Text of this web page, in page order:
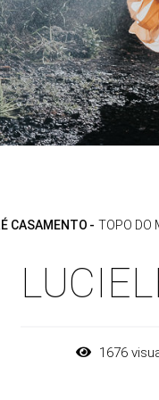
CASAMENTO TOPO DO
1676